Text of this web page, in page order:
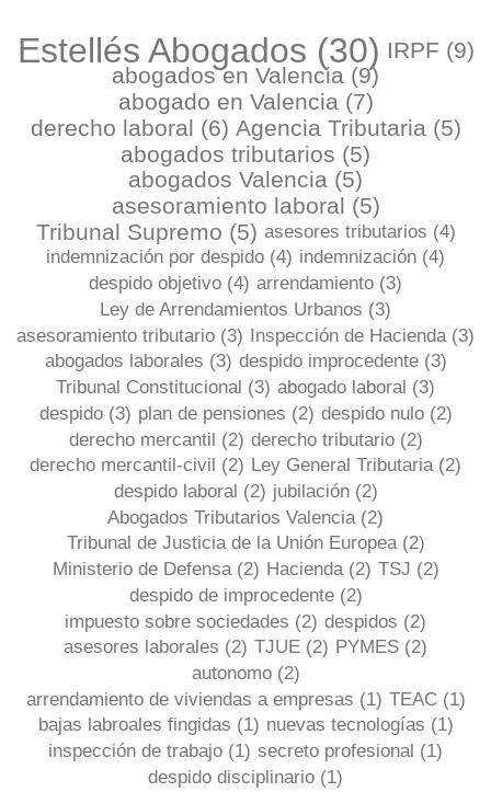
Estellés Abogados (30) IRPF (9)
abogados en Valencia (9)
abogado en Valencia (7)
derecho laboral (6) Agencia Tributaria (5)
abogados tributarios (5)
abogados Valencia (5)
asesoramiento laboral (5)
Tribunal Supremo (5) asesores tributarios (4)
indemnización por despido (4) indemnización (4)
despido objetivo (4) arrendamiento (3)
Ley de Arrendamientos Urbanos (3)
asesoramiento tributario (3) Inspección de Hacienda (3)
abogados laborales (3) despido improcedente (3)
Tribunal Constitucional (3) abogado laboral (3)
despido (3) plan de pensiones (2) despido nulo (2)
derecho mercantil (2) derecho tributario (2)
derecho mercantil-civil (2) Ley General Tributaria (2)
despido laboral (2) jubilación (2)
Abogados Tributarios Valencia (2)
Tribunal de Justicia de la Unión Europea (2)
Ministerio de Defensa (2) Hacienda (2) TSJ (2)
despido de improcedente (2)
impuesto sobre sociedades (2) despidos (2)
asesores laborales (2) TJUE (2) PYMES (2)
autonomo (2)
arrendamiento de viviendas a empresas (1) TEAC (1)
bajas labroales fingidas (1) nuevas tecnologías (1)
inspección de trabajo (1) secreto profesional (1)
despido disciplinario (1)